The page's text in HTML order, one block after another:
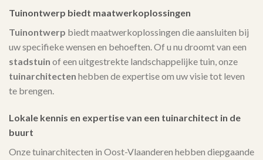
Tuinontwerp biedt maatwerkoplossingen
Tuinontwerp biedt maatwerkoplossingen die aansluiten bij
uw specifieke wensen en behoeften. Of u nu droomt van een
stadstuin of een uitgestrekte landschappelijke tuin, onze
tuinarchitecten hebben de expertise om uw visie tot leven
te brengen.
Lokale kennis en expertise van een tuinarchitect in de
buurt
Onze tuinarchitecten in Oost-Vlaanderen hebben diepgaande